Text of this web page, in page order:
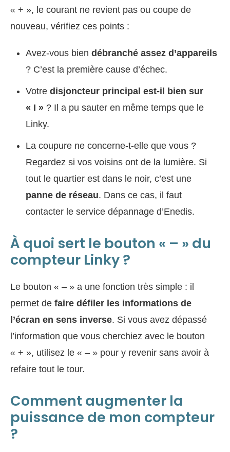
« + », le courant ne revient pas ou coupe de
nouveau, vérifiez ces points :
Avez-vous bien débranché assez d’appareils
? C’est la première cause d’échec.
Votre disjoncteur principal est-il bien sur
« I » ? Il a pu sauter en même temps que le
Linky.
La coupure ne concerne-t-elle que vous ?
Regardez si vos voisins ont de la lumière. Si
tout le quartier est dans le noir, c’est une
panne de réseau. Dans ce cas, il faut
contacter le service dépannage d’Enedis.
À quoi sert le bouton « – » du
compteur Linky ?
Le bouton « – » a une fonction très simple : il
permet de faire défiler les informations de
l’écran en sens inverse. Si vous avez dépassé
l’information que vous cherchiez avec le bouton
« + », utilisez le « – » pour y revenir sans avoir à
refaire tout le tour.
Comment augmenter la
puissance de mon compteur
?